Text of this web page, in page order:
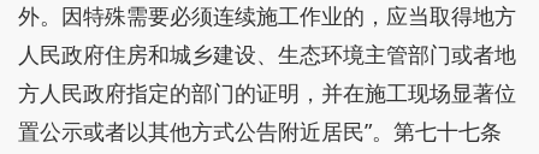
外。因特殊需要必须连续施工作业的，应当取得地方
人民政府住房和城乡建设、生态环境主管部门或者地
方人民政府指定的部门的证明，并在施工现场显著位
置公示或者以其他方式公告附近居民”。第七十七条